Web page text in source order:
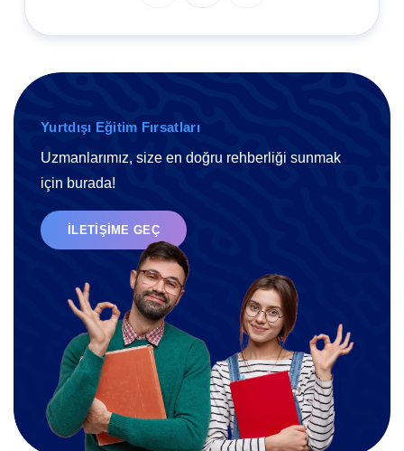
Yurtdışı Eğitim Fırsatları
Uzmanlarımız, size en doğru rehberliği sunmak
için burada!
İLETIŞIME GEÇ